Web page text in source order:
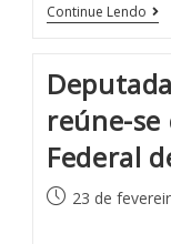
Continue Lendo
reúne-se
Federal
23 de